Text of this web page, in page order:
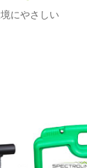
にやさしい